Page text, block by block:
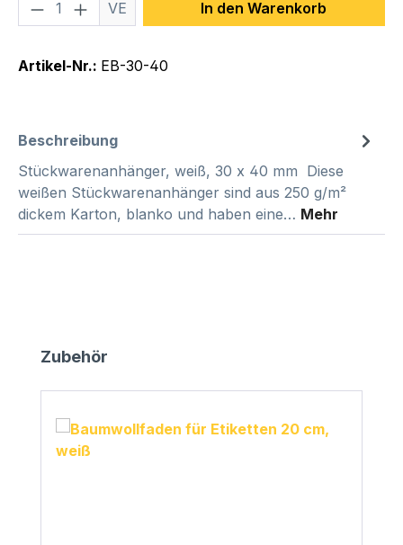
VE In den Warenkorb
Artikel-Nr.: EB-30-40
Beschreibung
Stückwarenanhänger, weiß, 30 x 40 mm Diese
weißen Stückwarenanhänger sind aus 250 g/m²
dickem Karton, blanko und haben eine… Mehr
Produktgalerie überspringen
Zubehör